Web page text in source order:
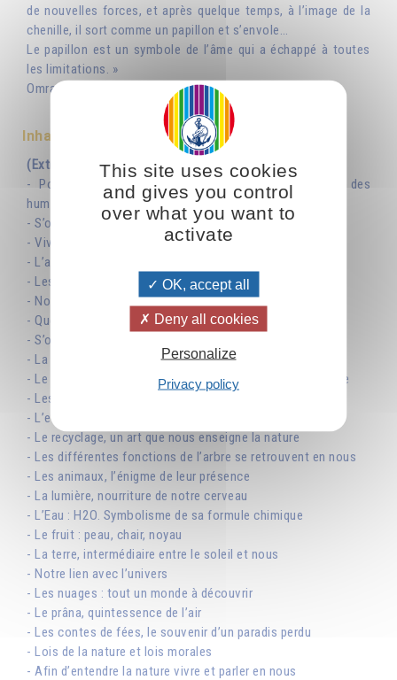
de nouvelles forces, et après quelque temps, à l’image de la
chenille, il sort comme un papillon et s’envole…
Le papillon est un symbole de l’âme qui a échappé à toutes
les limitations. »
Omraam Mikhaël Aïvanhov
Inhaltsverzeichnis
(Extraits)
- Pourquoi la nature a toujours suscité la curiosité des
humains
- S’ouvrir à la vie de la nature
- Vivre : tisser des liens avec toutes les existences
- L’arbre que l’on salue en passant
- Les désordres que les humains créent dans la nature
- Nos dettes envers la nature
- Quelle vie on vit, une question à se poser
- S’ouvrir au langage de la nature
- La terre, un enfant du soleil
- Le corps humain : une reproduction de l’édifice cosmique
- Les nombres, des entités vivantes
- L’eau et ses pouvoirs absorbants
- Le recyclage, un art que nous enseigne la nature
- Les différentes fonctions de l’arbre se retrouvent en nous
- Les animaux, l’énigme de leur présence
- La lumière, nourriture de notre cerveau
- L’Eau : H2O. Symbolisme de sa formule chimique
- Le fruit : peau, chair, noyau
- La terre, intermédiaire entre le soleil et nous
- Notre lien avec l’univers
- Les nuages : tout un monde à découvrir
- Le prâna, quintessence de l’air
- Les contes de fées, le souvenir d’un paradis perdu
- Lois de la nature et lois morales
- Afin d’entendre la nature vivre et parler en nous
This site uses cookies
and gives you control
over what you want to
activate
OK, accept all
Deny all cookies
Personalize
Privacy policy